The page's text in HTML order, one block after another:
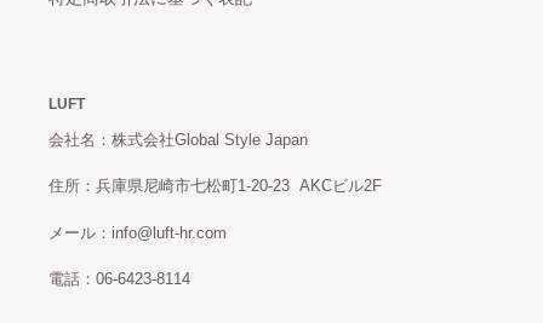
LUFT
会社名：株式会社Global Style Japan
住所：兵庫県尼崎市七松町1-20-23 AKCビル2F
メール：info@luft-hr.com
電話：06-6423-8114